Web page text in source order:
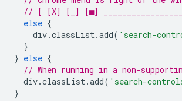
// [ [X] [_] [■]
else {
div.classList.add( 'search-
}
} else {
// When running in a non-
div.classList.add( 'search-
}